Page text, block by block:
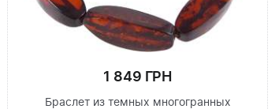
1 849 ГРН
Браслет из темных многогранных